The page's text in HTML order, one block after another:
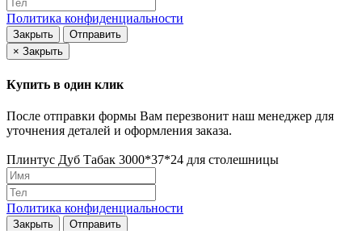
Политика конфиденциальности
Закрыть
Отправить
× Закрыть
Купить в один клик
После отправки формы Вам перезвонит наш менеджер для
уточнения деталей и оформления заказа.
Плинтус Дуб Табак 3000*37*24 для столешницы
Политика конфиденциальности
Закрыть
Отправить